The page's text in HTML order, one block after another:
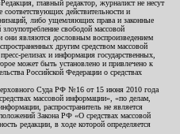
главный редактор, журналист не несут
соответствующих действительности и
либо ущемляющих права и законные
свободой массовой
являются дословным воспроизведением
другим средством массовой
релизах и информация государственных,
может быть установлено и привлечено к
Российской Федерации о средствах
Суда РФ №16 от 15 июня 2010 года
массовой информации», «по делам,
распространитель не является
Закона РФ «О средствах массовой
редакции, в ходе которой определяется